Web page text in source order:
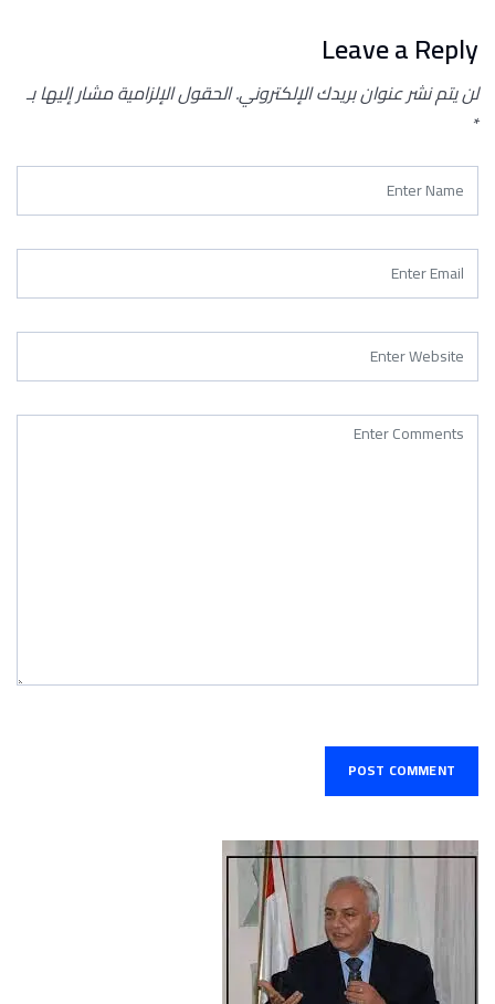
Leave a Reply
لن يتم نشر عنوان بريدك الإلكتروني.الحقول الإلزامية مشار إليها بـ
*